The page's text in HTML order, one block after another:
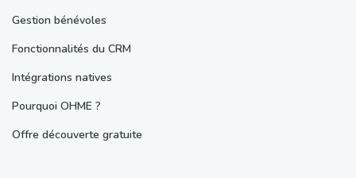
Gestion bénévoles
Fonctionnalités du CRM
Intégrations natives
Pourquoi OHME ?
Offre découverte gratuite